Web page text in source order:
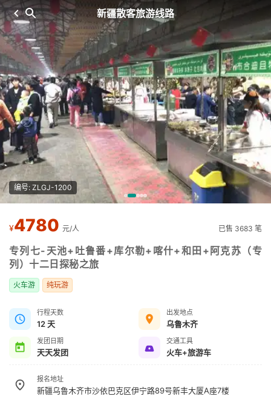
新疆散客旅游线路
编号: ZLGJ-1200
¥4780 元/人 已售 3683 笔
专列七-天池+吐鲁番+库尔勒+喀什+和田+阿克苏（专
列）十二日探秘之旅
火车游 纯玩游
行程天数
12 天
出发地点
乌鲁木齐
发团日期
天天发团
交通工具
火车+旅游车
报名地址
新疆乌鲁木齐市沙依巴克区伊宁路89号新丰大厦A座7楼